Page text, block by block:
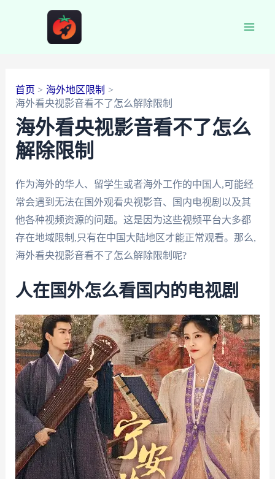
首页
海外地区限制
海外看央视影音看不了怎么解除限制
海外看央视影音看不了怎么
解除限制
作为海外的华人、留学生或者海外工作的中国人,可能经
常会遇到无法在国外观看央视影音、国内电视剧以及其
他各种视频资源的问题。这是因为这些视频平台大多都
存在地域限制,只有在中国大陆地区才能正常观看。那么,
海外看央视影音看不了怎么解除限制呢?
人在国外怎么看国内的电视剧